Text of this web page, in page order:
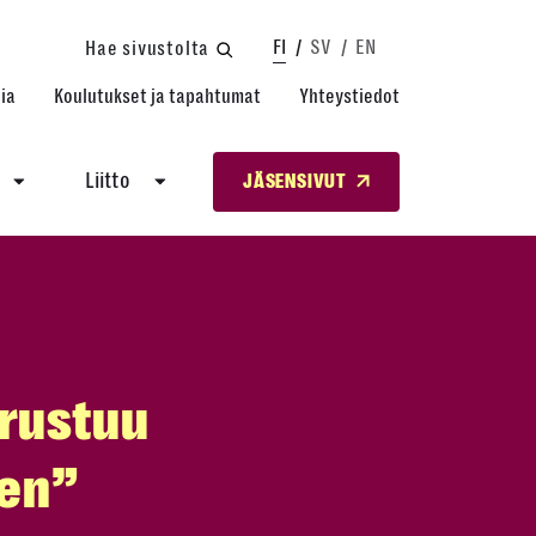
Hae sivustolta FI SV EN
Koulutukset ja tapahtumat Yhteystiedot
Liitto JÄSENSIVUT